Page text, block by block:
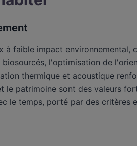
faible impact environnemental,
l'optimisation de
thermique et acoustique
le patrimoine sont des valeurs
le temps, porté par des critères